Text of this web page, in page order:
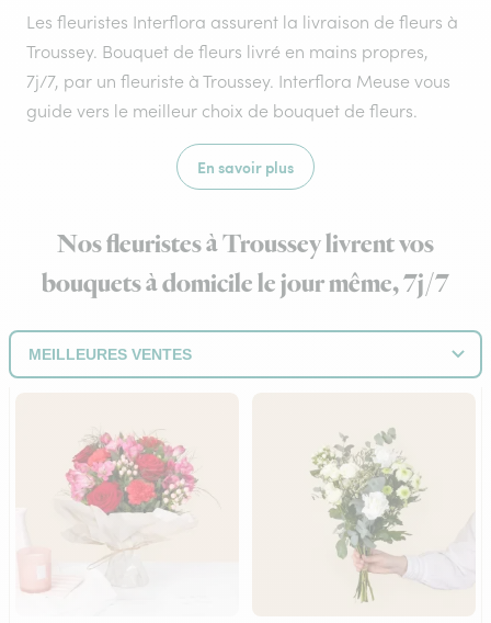
Les fleuristes Interflora assurent la livraison de fleurs à
Troussey. Bouquet de fleurs livré en mains propres,
7j/7, par un fleuriste à Troussey. Interflora Meuse vous
guide vers le meilleur choix de bouquet de fleurs.
En savoir plus
Nos fleuristes à Troussey livrent vos
bouquets à domicile le jour même, 7j/7